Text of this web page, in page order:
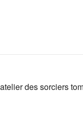
des sorciers